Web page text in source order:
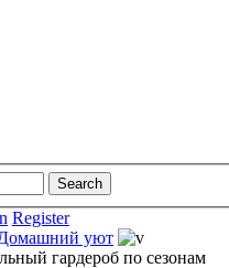
Register
уют
гардероб по сезонам